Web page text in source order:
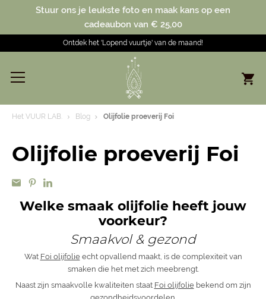
Stuur ons je leukste foto en maak kans op een
cadeaubon van € 25,00
Ontdek het 'Lopend vuurtje' van de maand!
Het VUUR LAB. Blog Olijfolie proeverij Foi
Olijfolie proeverij Foi
Welke smaak olijfolie heeft jouw
voorkeur?
Smaakvol & gezond
Wat Foi olijfolieecht opvallend maakt, is de complexiteit van
smaken die het met zich meebrengt.
Naast zijn smaakvolle kwaliteiten staat Foi olijfoliebekend om zijn